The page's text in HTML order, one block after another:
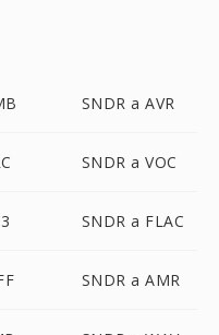
SNDR a AVR
SNDR a VOC
SNDR a FLAC
SNDR a AMR